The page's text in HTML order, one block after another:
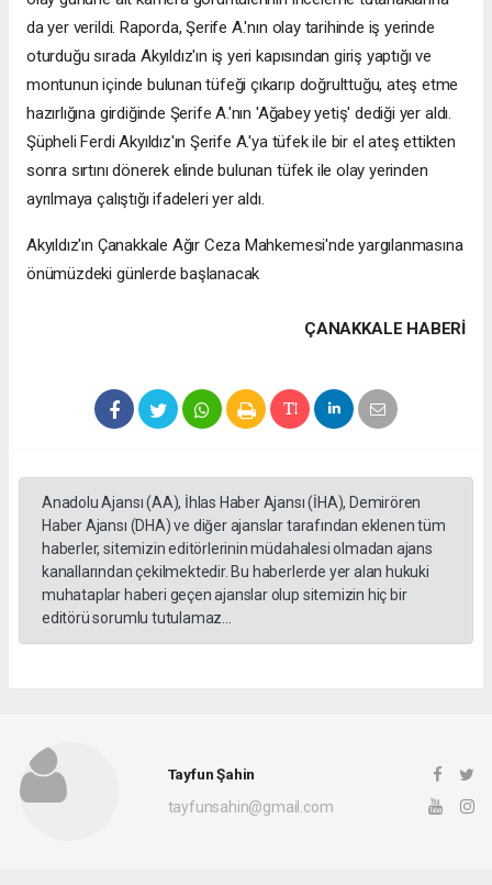
da yer verildi. Raporda, Şerife A.'nın olay tarihinde iş yerinde
oturduğu sırada Akyıldız'ın iş yeri kapısından giriş yaptığı ve
montunun içinde bulunan tüfeği çıkarıp doğrulttuğu, ateş etme
hazırlığına girdiğinde Şerife A.'nın 'Ağabey yetiş' dediği yer aldı.
Şüpheli Ferdi Akyıldız'ın Şerife A.'ya tüfek ile bir el ateş ettikten
sonra sırtını dönerek elinde bulunan tüfek ile olay yerinden
ayrılmaya çalıştığı ifadeleri yer aldı.
Akyıldız'ın Çanakkale Ağır Ceza Mahkemesi'nde yargılanmasına
önümüzdeki günlerde başlanacak
ÇANAKKALE HABERİ
Anadolu Ajansı (AA), İhlas Haber Ajansı (İHA), Demirören
Haber Ajansı (DHA) ve diğer ajanslar tarafından eklenen tüm
haberler, sitemizin editörlerinin müdahalesi olmadan ajans
kanallarından çekilmektedir. Bu haberlerde yer alan hukuki
muhataplar haberi geçen ajanslar olup sitemizin hiç bir
editörü sorumlu tutulamaz...
Tayfun Şahin
tayfunsahin@gmail.com